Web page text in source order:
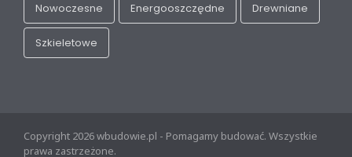
Nowoczesne Energooszczędne Drewniane
Szkieletowe
Copyright 2026 wbudowie.pl - Pomagamy budować. Wszystkie
prawa zastrzeżone.